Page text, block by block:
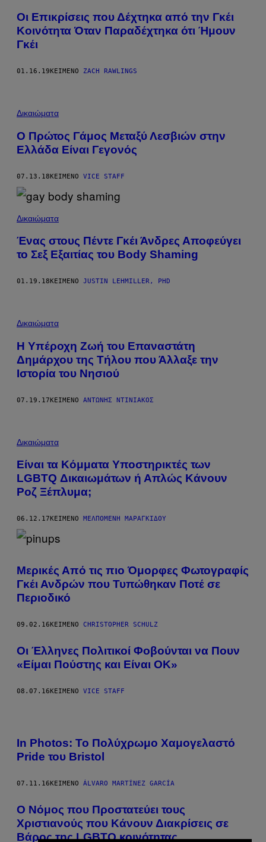
Οι Επικρίσεις που Δέχτηκα από την Γκέι
Κοινότητα Όταν Παραδέχτηκα ότι Ήμουν
Γκέι
01.16.19ΚΕΊΜΕΝΟ ZACH RAWLINGS
Δικαιώματα
O Πρώτος Γάμος Μεταξύ Λεσβιών στην
Ελλάδα Είναι Γεγονός
07.13.18ΚΕΊΜΕΝΟ VICE STAFF
Δικαιώματα
Ένας στους Πέντε Γκέι Άνδρες Αποφεύγει
το Σεξ Εξαιτίας του Body Shaming
01.19.18 ΚΕΊΜΕΝΟ JUSTIN LEHMILLER, PHD
Δικαιώματα
Η Υπέροχη Ζωή του Επαναστάτη
Δημάρχου της Τήλου που Άλλαξε την
Ιστορία του Νησιού
07.19.17ΚΕΊΜΕΝΟ ΑΝΤΏΝΗΣ ΝΤΙΝΙΑΚΌΣ
Δικαιώματα
Είναι τα Κόμματα Υποστηρικτές των
LGBTQ Δικαιωμάτων ή Απλώς Κάνουν
Ροζ Ξέπλυμα;
06.12.17 ΚΕΊΜΕΝΟ ΜΕΛΠΟΜΈΝΗ ΜΑΡΑΓΚΊΔΟΥ
Μερικές Από τις πιο Όμορφες Φωτογραφίς
Γκέι Ανδρών που Τυπώθηκαν Ποτέ σε
Περιοδικό
09.02.16ΚΕΊΜΕΝΟ CHRISTOPHER SCHULZ
Οι Έλληνες Πολιτικοί Φοβούνται να Πουν
«Είμαι Πούστης και Είναι ΟΚ»
08.07.16 ΚΕΊΜΕΝΟ VICE STAFF
In Photos: Το Πολύχρωμο Χαμογελαστό
Pride του Bristol
07.11.16ΚΕΊΜΕΝΟ ÁLVARO MARTÍNEZ GARCÍA
Ο Νόμος που Προστατεύει τους
Χριστιανούς που Κάνουν Διακρίσεις σε
Βάρος της LGBTQ κοινότητας